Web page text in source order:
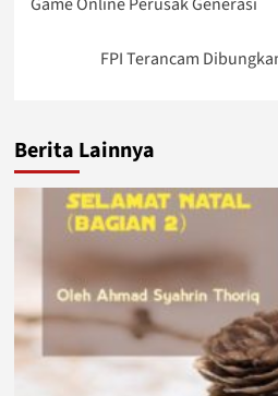
navigation
FPI Terancam
Berita Lainnya